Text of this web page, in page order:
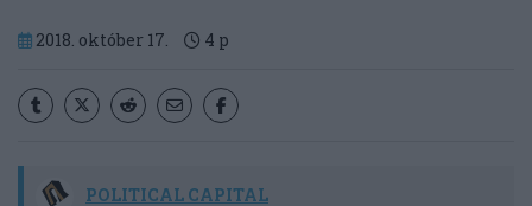
2018. október 17. 4 p
POLITICAL CAPITAL